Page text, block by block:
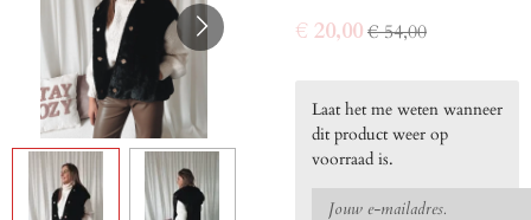
€ 20,00€ 54,00
Laat het me weten wanneer
dit product weer op
voorraad is.